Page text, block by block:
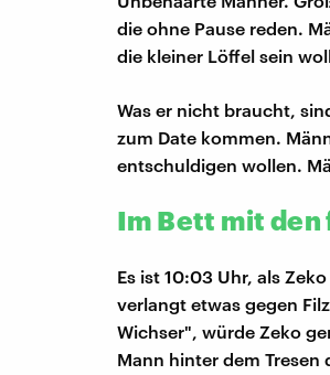
die ohne Pause reden.
die kleiner Löffel sein
Was er nicht braucht,
zum Date kommen.
entschuldigen wollen.
Im Bett mit
Es ist 10:03 Uhr, als
verlangt etwas gegen
Wichser", würde Zeko
Mann hinter dem